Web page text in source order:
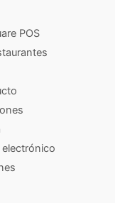
POS